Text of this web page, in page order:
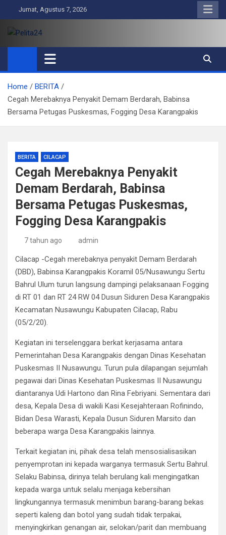
to
content
Jumat, Agustus 7, 2026
Pelita24
Aktual, Mendalam dan Terpercaya
Home
BERITA
Cegah Merebaknya Penyakit Demam Berdarah, Babinsa
Bersama Petugas Puskesmas, Fogging Desa Karangpakis
BERITA CILACAP
Cegah Merebaknya Penyakit
Demam Berdarah, Babinsa
Bersama Petugas Puskesmas,
Fogging Desa Karangpakis
7 tahun ago admin
Cilacap -Cegah merebaknya penyakit Demam Berdarah
(DBD), Babinsa Karangpakis Koramil 05/Nusawungu Sertu
Bahrul Ulum turun langsung dampingi pelaksanaan Fogging
di RT 01 dan RT 24 RW 04 Dusun Siduren Desa Karangpakis
Kecamatan Nusawungu Kabupaten Cilacap, Rabu
(05/2/20).
Kegiatan ini terselenggara berkat kerjasama antara
Pemerintahan Desa Karangpakis dengan Dinas Kesehatan
Puskesmas II Nusawungu. Turun pula dilapangan sejumlah
pegawai dari Dinas Kesehatan Puskesmas II Nusawungu
diantaranya Udi Hartono dan Rina Febriyani. Sementara dari
desa, Kepala Desa di wakili Kasi Kesejahteraan Rofinindo,
Bidan Desa Warasti, Kepala Dusun Siduren Marsito dan
beberapa warga Desa Karangpakis lainnya.
Terkait kegiatan ini, pihak desa telah mensosialisasikan
penyemprotan ini kepada warganya termasuk Sertu Bahrul.
Selaku Babinsa, dirinya telah berulang kali mengingatkan
kepada warga untuk selalu menjaga kebersihan
lingkungannya termasuk menimbun barang-barang bekas
seperti kaleng dan botol yang sudah tidak terpakai,
menyingkirkan genangan air, selokan/parit dan membuang